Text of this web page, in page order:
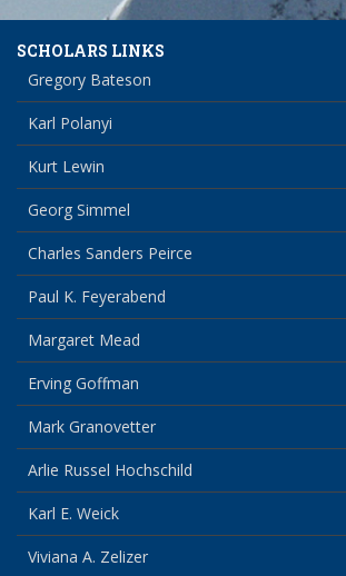
SCHOLARS LINKS
Gregory Bateson
Karl Polanyi
Kurt Lewin
Georg Simmel
Charles Sanders Peirce
Paul K. Feyerabend
Margaret Mead
Erving Goffman
Mark Granovetter
Arlie Russel Hochschild
Karl E. Weick
Viviana A. Zelizer